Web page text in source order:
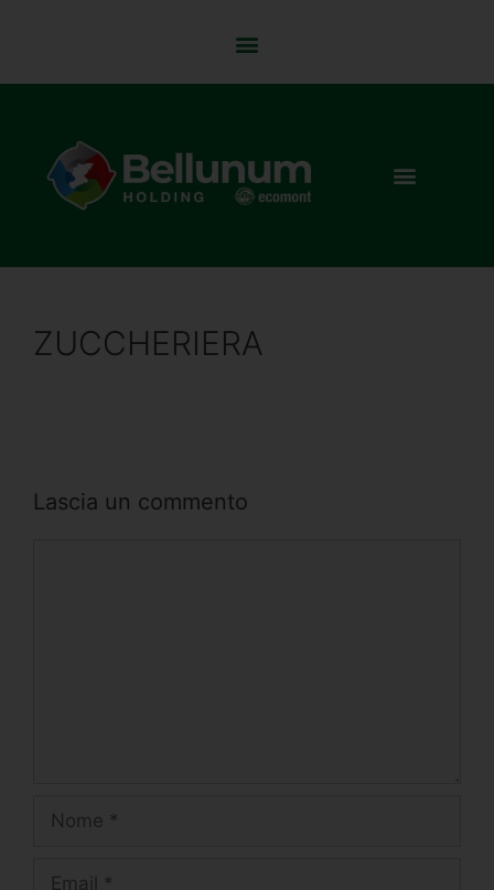
ZUCCHERIERA
Lascia un commento